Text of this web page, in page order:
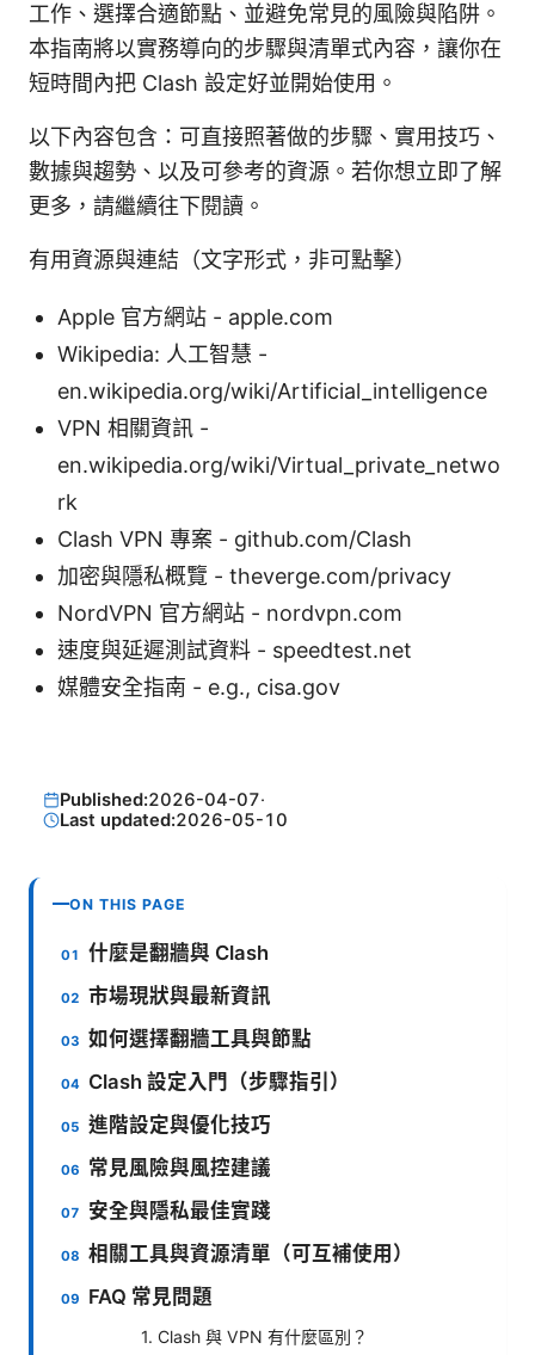
工作、選擇合適節點、並避免常見的風險與陷阱。
本指南將以實務導向的步驟與清單式內容，讓你在
短時間內把 Clash 設定好並開始使用。
以下內容包含：可直接照著做的步驟、實用技巧、
數據與趨勢、以及可參考的資源。若你想立即了解
更多，請繼續往下閱讀。
有用資源與連結（文字形式，非可點擊）
Apple 官方網站 - apple.com
Wikipedia: 人工智慧 -
en.wikipedia.org/wiki/Artificial_intelligence
VPN 相關資訊 -
en.wikipedia.org/wiki/Virtual_private_netwo
rk
Clash VPN 專案 - github.com/Clash
加密與隱私概覽 - theverge.com/privacy
NordVPN 官方網站 - nordvpn.com
速度與延遲測試資料 - speedtest.net
媒體安全指南 - e.g., cisa.gov
Published:2026-04-07·
Last updated:2026-05-10
ON THIS PAGE
什麼是翻牆與 Clash
市場現狀與最新資訊
如何選擇翻牆工具與節點
Clash 設定入門（步驟指引）
進階設定與優化技巧
常見風險與風控建議
安全與隱私最佳實踐
相關工具與資源清單（可互補使用）
FAQ 常見問題
1. Clash 與 VPN 有什麼區別？